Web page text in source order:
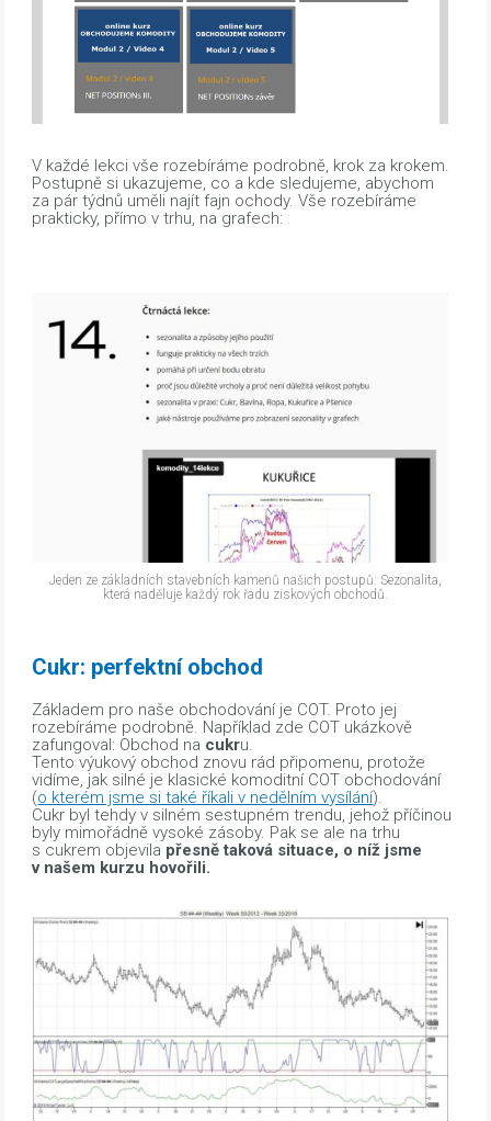
V každé lekci vše rozebíráme podrobně, krok za krokem.
Postupně si ukazujeme, co a kde sledujeme, abychom
za pár týdnů uměli najít fajn ochody. Vše rozebíráme
prakticky, přímo v trhu, na grafech:
Jeden ze základních stavebních kamenů našich postupů: Sezonalita,
která naděluje každý rok řadu ziskových obchodů.
Cukr: perfektní obchod
Základem pro naše obchodování je COT. Proto jej
rozebíráme podrobně. Například zde COT ukázkově
zafungoval: Obchod na cukru.
Tento výukový obchod znovu rád připomenu, protože
vidíme, jak silné je klasické komoditní COT obchodování
(o kterém jsme si také říkali v nedělním vysílání).
Cukr byl tehdy v silném sestupném trendu, jehož příčinou
byly mimořádně vysoké zásoby. Pak se ale na trhu
s cukrem objevila přesně taková situace, o níž jsme
v našem kurzu hovořili.